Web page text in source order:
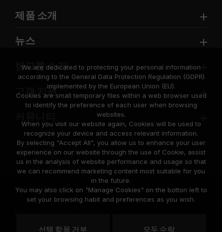
제품 소개
뉴스
팀그룹 소개
고객 지원
© 2026 Team Group Inc. All Rights Reserved.
United
We are dedicated to protecting your personal information
according to the General Data Protection Regulation (GDPR)
implemented by the European Union (EU).
Cookies are small temporary files within a web browser used
to identify the preference of each user when browsing
websites.
When you visit our website again, Cookies will be used to
recognize your device and access relevant information.
By selecting "Accept All", you allow us to enhance your user
experience on our website through the use of Cookie, assist
us in the analysis of website performance and usage so that
we can recommend marketing content most suitable for you
in the future.
You may also click on "Manage Cookies" on the botton left to
set your browsing habit and preferences as you wish.
선택 항목 거부 모두 수락